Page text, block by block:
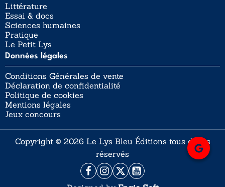
Littérature
Essai & docs
Sciences humaines
Pratique
Le Petit Lys
Données légales
Conditions Générales de vente
Déclaration de confidentialité
Politique de cookies
Mentions légales
Jeux concours
Copyright © 2026 Le Lys Bleu Éditions tous droits
réservés